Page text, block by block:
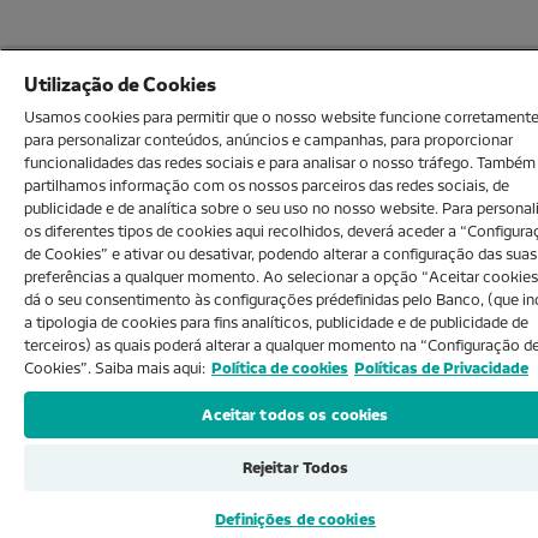
Info Login
Utilização de Cookies
Usamos cookies para permitir que o nosso website funcione
para personalizar conteúdos, anúncios e campanhas, para proporcionar
funcionalidades das redes sociais e para analisar o nosso tráfego. Também
partilhamos informação com os nossos parceiros das redes sociais, de
publicidade e de analítica sobre o seu uso no nosso website. Para
os diferentes tipos de cookies aqui recolhidos, deverá aceder a
de Cookies” e ativar ou desativar, podendo alterar a configuração das suas
preferências a qualquer momento. Ao selecionar a opção “Aceitar
dá o seu consentimento às configurações prédefinidas pelo Banco, (que
a tipologia de cookies para fins analíticos, publicidade e de publicidade de
terceiros) as quais poderá alterar a qualquer momento na “Configuração
Cookies”. Saiba mais aqui: Política de cookies Políticas de Privacidade
Aceitar todos os cookies
Rejeitar Todos
Definições de cookies